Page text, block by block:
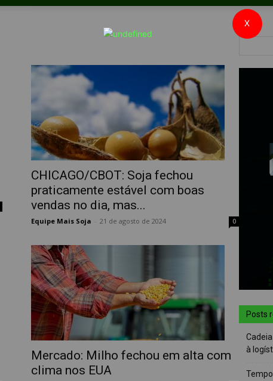
CHICAGO/CBOT: Soja fechou
praticamente estável com boas
vendas no dia, mas...
Equipe Mais Soja 21 de agosto de 2024 0
Mercado: Milho fechou em alta com
clima nos EUA
Posts
à
X